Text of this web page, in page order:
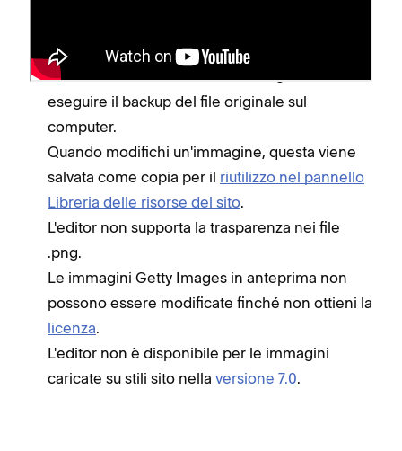
sul sito e non possono essere ripristinate.
Prima di cliccare su
eseguire il backup del file originale sul
computer.
Quando modifichi un'immagine, questa viene
salvata come copia per il riutilizzo nel pannello
Libreria delle risorse del sito.
L'editor non supporta la trasparenza nei file
.png.
Le immagini Getty Images in anteprima non
possono essere modificate finché non ottieni la
licenza.
L'editor non è disponibile per le immagini
caricate su stili sito nella versione 7.0.